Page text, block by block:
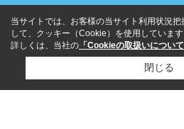
当サイトでは、お客様の当サイト利用状況
して、クッキー（Cookie）を使用しています
詳しくは、当社の 「Cookieの取扱いについて
閉じる